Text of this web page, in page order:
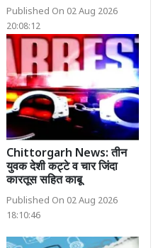
Published On 02 Aug 2026
20:08:12
Chittorgarh News: तीन
युवक देशी कट्टे व चार जिंदा
कारतूस सहित काबू
Published On 02 Aug 2026
18:10:46